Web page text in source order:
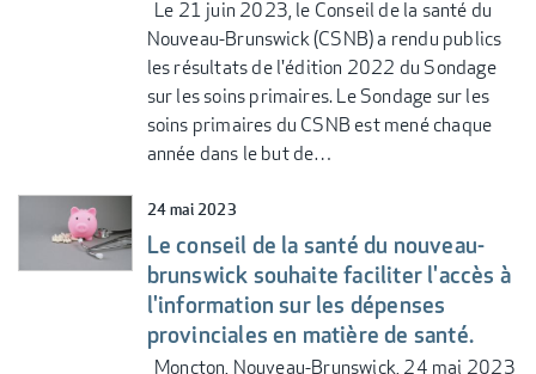
Le 21 juin 2023, le Conseil de la santé du
Nouveau-Brunswick (CSNB) a rendu publics
les résultats de l'édition 2022 du Sondage
sur les soins primaires. Le Sondage sur les
soins primaires du CSNB est mené chaque
année dans le but de…
24 mai 2023
Le conseil de la santé du nouveau-
brunswick souhaite faciliter l'accès à
l'information sur les dépenses
provinciales en matière de santé.
Moncton, Nouveau-Brunswick, 24 mai 2023